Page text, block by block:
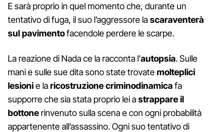
E sarà proprio in quel momento che, durante un
tentativo di fuga, il suo l’aggressore lascaraventerà
sul pavimentofacendole perdere le scarpe.
La reazione di Nada ce la racconta l’autopsia. Sulle
mani e sulle sue dita sono state trovatemolteplici
lesionie laricostruzione criminodinamicafa
supporre che sia stata proprio lei astrappare il
bottone rinvenuto sulla scena e con ogni probabilità
appartenente all’assassino. Ogni suo tentativo di